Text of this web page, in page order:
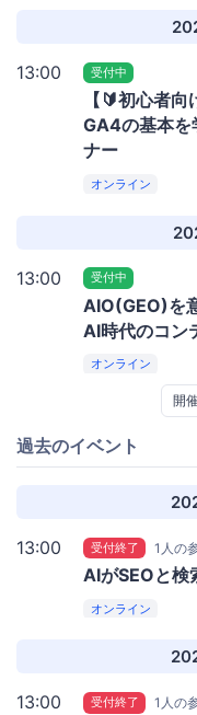
13:00 受付中
【🔰初心者
GA4の基本を
ナー
オンライン
13:00 受付中
AIO(GEO)を
AI時代のコン
オンライン
開
過去のイベント
13:00 受付終了 1人の
AIがSEOと検
オンライン
13:00 受付終了 1人の